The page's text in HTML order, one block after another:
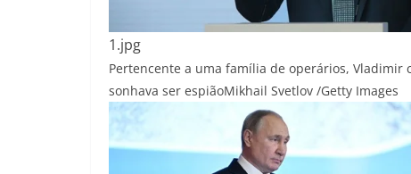
1.jpg
Pertencente a uma família de operários, Vladimir
sonhava ser espiãoMikhail Svetlov /Getty Images